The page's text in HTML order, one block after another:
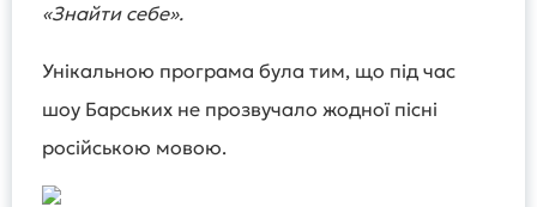
«Знайти себе».
Унікальною програма була тим, що під час
шоу Барських не прозвучало жодної пісні
російською мовою.